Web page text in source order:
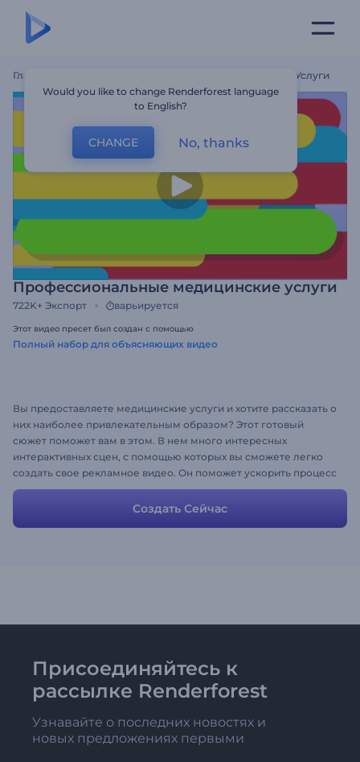
Главная Профессиональные Медицинские Услуги
Профессиональные медицинские услуги
722K+ Экспорт варьируется
Этот видео пресет был создан с помощью
Полный набор для объясняющих видео
Вы предоставляете медицинские услуги и хотите рассказать о
них наиболее привлекательным образом? Этот готовый
сюжет поможет вам в этом. В нем много интересных
интерактивных сцен, с помощью которых вы сможете легко
создать свое рекламное видео. Он поможет ускорить процесс
создания, экономя ваше время и энергию. Так чего же вы
ждете? Создайте и получите свой рекламный ролик прямо
сейчас!
Создать Сейчас
Присоединяйтесь к
рассылке Renderforest
Узнавайте о последних новостях и
новых предложениях первыми
Would you like to change Renderforest language
to English?
CHANGE No, thanks